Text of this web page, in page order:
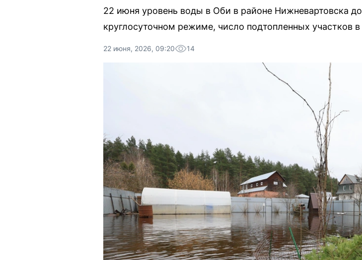
22 июня уровень воды в Оби в районе Нижневартовска
круглосуточном режиме, число подтопленных участков
22 июня, 2026, 09:20 14